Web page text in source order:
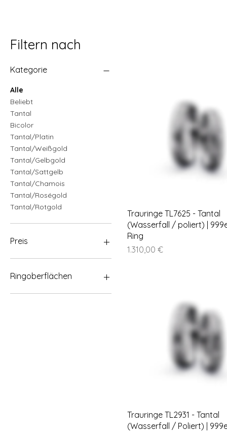
Filtern nach
Kategorie
Alle
Beliebt
Tantal
Bicolor
Tantal/Platin
Tantal/Weißgold
Tantal/Gelbgold
Tantal/Sattgelb
Tantal/Chamois
Tantal/Roségold
Tantal/Rotgold
Preis
Ringoberflächen
Beliebt
Trauringe TL7625 - Tantal
(Wasserfall / poliert) |
Ring
Preis
1.310,00 €
Trauringe TL2931 - Tantal
(Wasserfall / Poliert) |